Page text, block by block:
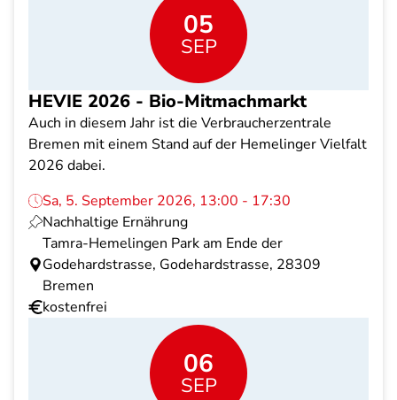
05
SEP
HEVIE 2026 - Bio-Mitmachmarkt
Auch in diesem Jahr ist die Verbraucherzentrale
Bremen mit einem Stand auf der Hemelinger Vielfalt
2026 dabei.
Sa, 5. September 2026, 13:00 - 17:30
Nachhaltige Ernährung
Tamra-Hemelingen Park am Ende der
Godehardstrasse, Godehardstrasse, 28309
Bremen
kostenfrei
06
SEP